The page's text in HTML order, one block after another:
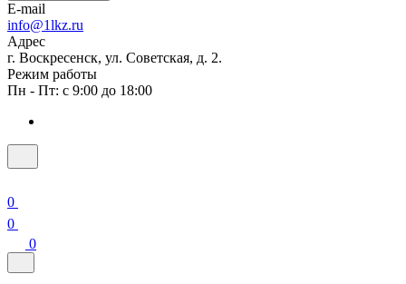
E-mail
info@1lkz.ru
Адрес
г. Воскресенск, ул. Советская, д. 2.
Режим работы
Пн - Пт: с 9:00 до 18:00
0
0
0